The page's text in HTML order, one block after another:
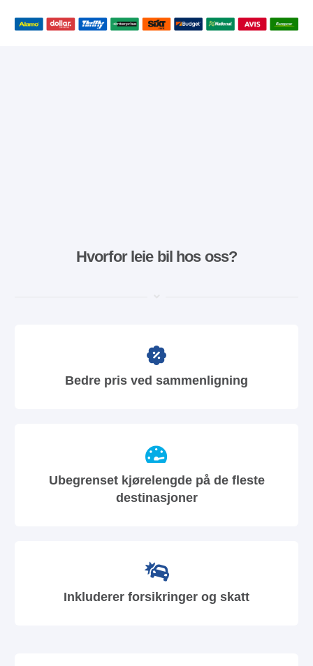
Hvorfor leie bil hos oss?
Bedre pris ved sammenligning
Ubegrenset kjørelengde på de fleste
destinasjoner
Inkluderer forsikringer og skatt